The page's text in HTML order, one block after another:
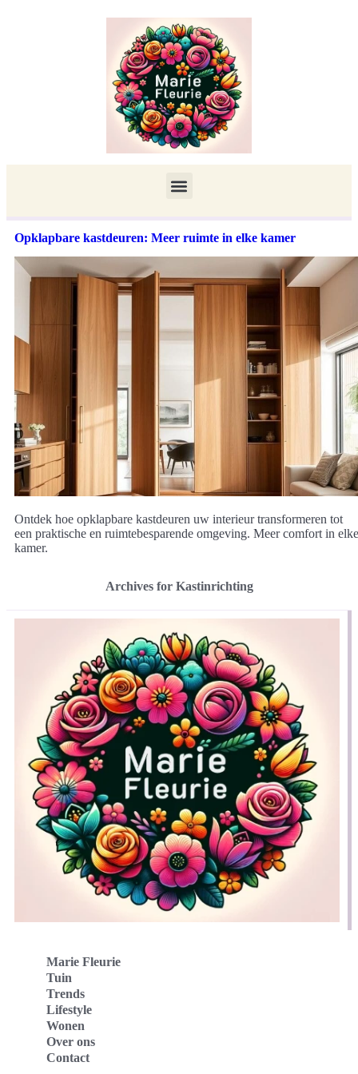
Opklapbare kastdeuren: Meer ruimte in elke kamer
Ontdek hoe opklapbare kastdeuren uw interieur transformeren tot
een praktische en ruimtebesparende omgeving. Meer comfort in elke
kamer.
Archives for Kastinrichting
Marie Fleurie
Tuin
Trends
Lifestyle
Wonen
Over ons
Contact